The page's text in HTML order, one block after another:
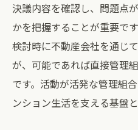
決議内容を確認し、問題点
かを把握することが重要で
検討時に不動産会社を通じ
が、可能であれば直接管理
です。活動が活発な管理組
ンション生活を支える基盤と